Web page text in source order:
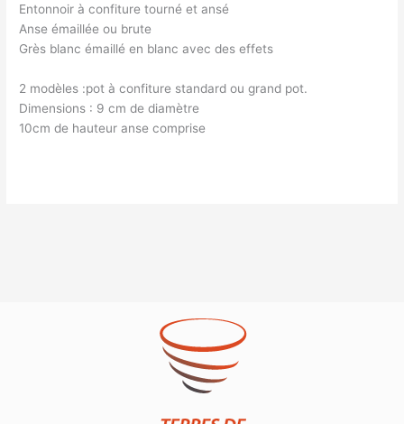
Entonnoir à confiture tourné et ansé
Anse émaillée ou brute
Grès blanc émaillé en blanc avec des effets
2 modèles :pot à confiture standard ou grand pot.
Dimensions : 9 cm de diamètre
10cm de hauteur anse comprise